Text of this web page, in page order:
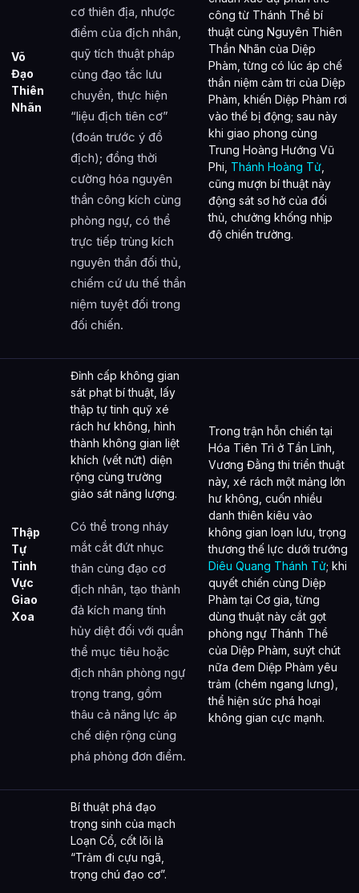
Võ
Đạo
Thiên
Nhãn
cơ thiên địa, nhược
điểm của địch nhân,
quỹ tích thuật pháp
cùng đạo tắc lưu
chuyển, thực hiện
“liệu địch tiên cơ”
(đoán trước ý đồ
địch); đồng thời
cường hóa nguyên
thần công kích cùng
phòng ngự, có thể
trực tiếp trùng kích
nguyên thần đối thủ,
chiếm cứ ưu thế thần
niệm tuyệt đối trong
đối chiến.
công từ Thánh Thể bí
thuật cùng Nguyên Thiên
Thần Nhãn của Diệp
Phàm, từng có lúc áp chế
thần niệm cảm tri của Diệp
Phàm, khiến Diệp Phàm rơi
vào thế bị động; sau này
khi giao phong cùng
Trung Hoàng Hướng Vũ
Phi, Thánh Hoàng Tử
cũng mượn bí thuật này
động sát sơ hở của đối
thủ, chưởng khống nhịp
độ chiến trường.
Thập
Tự
Tinh
Vực
Giao
Xoa
Đỉnh cấp không gian
sát phạt bí thuật, lấy
thập tự tinh quỹ xé
rách hư không, hình
thành không gian liệt
khích (vết nứt) diện
rộng cùng trường
giảo sát năng lượng.
Có thể trong nháy
mắt cắt đứt nhục
thân cùng đạo cơ
địch nhân, tạo thành
đả kích mang tính
hủy diệt đối với quần
thể mục tiêu hoặc
địch nhân phòng ngự
trọng trang, gồm
thâu cả năng lực áp
chế diện rộng cùng
phá phòng đơn điểm.
Trong trận hỗn chiến tại
Hóa Tiên Trì ở Tần Lĩnh,
Vương Đằng thi triển thuật
này, xé rách một mảng lớn
hư không, cuốn nhiều
danh thiên kiêu vào
không gian loạn lưu, trọng
thương thế lực dưới trướng
Diêu Quang Thánh Tử; khi
quyết chiến cùng Diệp
Phàm tại Cơ gia, từng
dùng thuật này cắt gọt
phòng ngự Thánh Thể
của Diệp Phàm, suýt chút
nữa đem Diệp Phàm yêu
trảm (chém ngang lưng),
thể hiện sức phá hoại
không gian cực mạnh.
Bí thuật phá đạo
trọng sinh của mạch
Loạn Cổ, cốt lõi là
“Trảm đi cựu ngã,
trọng chú đạo cơ”.